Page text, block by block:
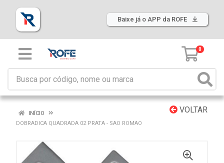
Baixe já o APP da ROFE
0
VOLTAR
INÍCIO
DOBRADICA QUADRADA 02 PRATA - SAO ROMAO